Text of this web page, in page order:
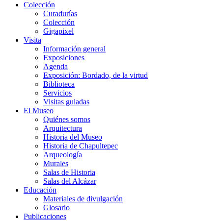
Colección
Curadurías
Colección
Gigapixel
Visita
Información general
Exposiciones
Agenda
Exposición: Bordado, de la virtud
Biblioteca
Servicios
Visitas guiadas
El Museo
Quiénes somos
Arquitectura
Historia del Museo
Historia de Chapultepec
Arqueología
Murales
Salas de Historia
Salas del Alcázar
Educación
Materiales de divulgación
Glosario
Publicaciones